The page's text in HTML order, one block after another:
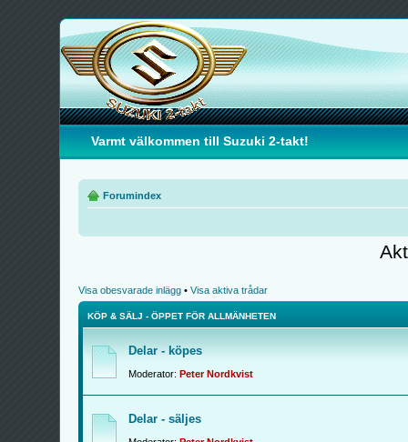
Varmt välkommen till Suzuki 2-takt!
Forumindex
Visa obesvarade inlägg • Visa aktiva trådar
KÖP & SÄLJ - ÖPPET FÖR ALLMÄNHETEN
Delar - köpes
Moderator: Peter Nordkvist
Delar - säljes